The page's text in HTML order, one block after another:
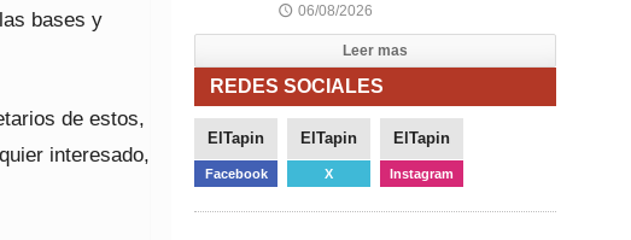
bases y
de estos,
interesado,
🕔 06/08/2026
Leer mas
REDES SOCIALES
ElTapin
Facebook
ElTapin
X
ElTapin
Instagram